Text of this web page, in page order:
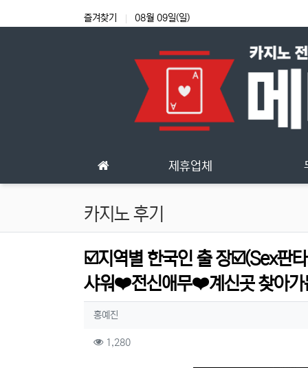
즐겨찾기 08월 09일(일)
제휴업체
카지노 후기
☑️지역별 한국인 출 장☑️(Sex판
샤워❤️전신애무❤️계신곳 찾아
작성자 정보
홍예진
컨텐츠 정보
1,280조회